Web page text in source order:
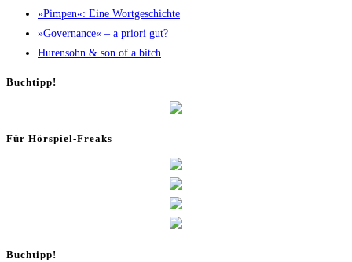
»Pim­pen«: Eine Wortgeschichte
»Gover­nan­ce« – a prio­ri gut?
Huren­sohn & son of a bitch
Buch­tipp!
Für Hör­spiel-Freaks
Buch­tipp!